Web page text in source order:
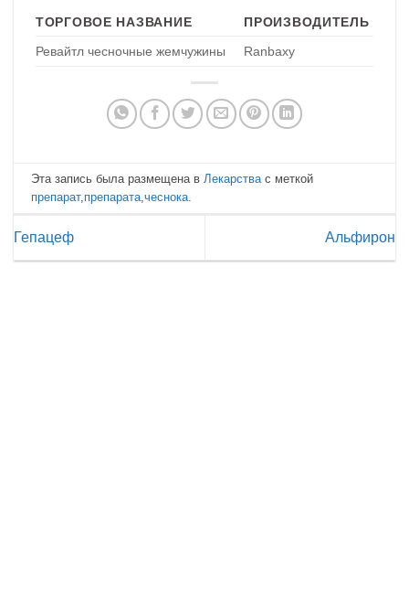
ТОРГОВОЕ НАЗВАНИЕ
ПРОИЗВОДИТЕЛЬ
Ревайтл чесночные жемчужины
Ranbaxy
Эта запись была размещена в Лекарства с меткой
препарат, препарата ,чеснока
Гепацеф Альфирон